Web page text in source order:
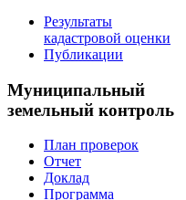
Результаты
кадастровой оценки
Публикации
Муниципальный
земельный контроль
План проверок
Отчет
Доклад
Программа